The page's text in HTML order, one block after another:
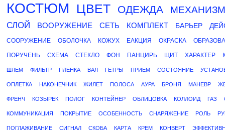
КОСТЮМ ЦВЕТ ОДЕЖДА МЕХАНИЗМ
СЛОЙ ВООРУЖЕНИЕ СЕТЬ КОМПЛЕКТ БАРЬЕР
СООРУЖЕНИЕ ОБОЛОЧКА КОЖУХ ЕАКЦИЯ ОКРАСКА
ПОРУЧЕНЬ СХЕМА СТЕКЛО ФОН ПАНЦИРЬ ЩИТ ХАРАКТЕР
ШЛЕМ ФИЛЬТР ПЛЕНКА ВАЛ ГЕТРЫ ПРИЕМ СОСТОЯНИЕ
ОПЛЕТКА НАКОНЕЧНИК ЖИЛЕТ ПОЛОСА АУРА БРОНЯ МАНЕВР
ФРЕНЧ КОЗЫРЕК ПОЛОГ КОНТЕЙНЕР ОБЛИЦОВКА КОЛЛОИД ГАЗ
КОММУНИКАЦИЯ ПОКРЫТИЕ ОСОБЕННОСТЬ СНАРЯЖЕНИЕ РОЛЬ
ПОГЛАЖИВАНИЕ СИГНАЛ СКОБА КАРТА КРЕМ КОНВЕРТ